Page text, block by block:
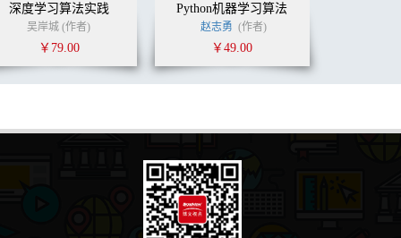
蔡宇飞 殷志勇
深度学习算法实践
吴岸城 (作者)
￥79.00
Python机器学习算法
赵志勇 (作者)
￥49.00